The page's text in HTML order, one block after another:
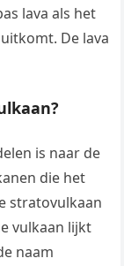
lava als het
De lava
is naar de
die het
stratovulkaan
vulkaan lijkt
naam